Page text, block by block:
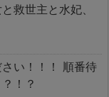
救世主と水妃、
さい！！！ 順番待
！？